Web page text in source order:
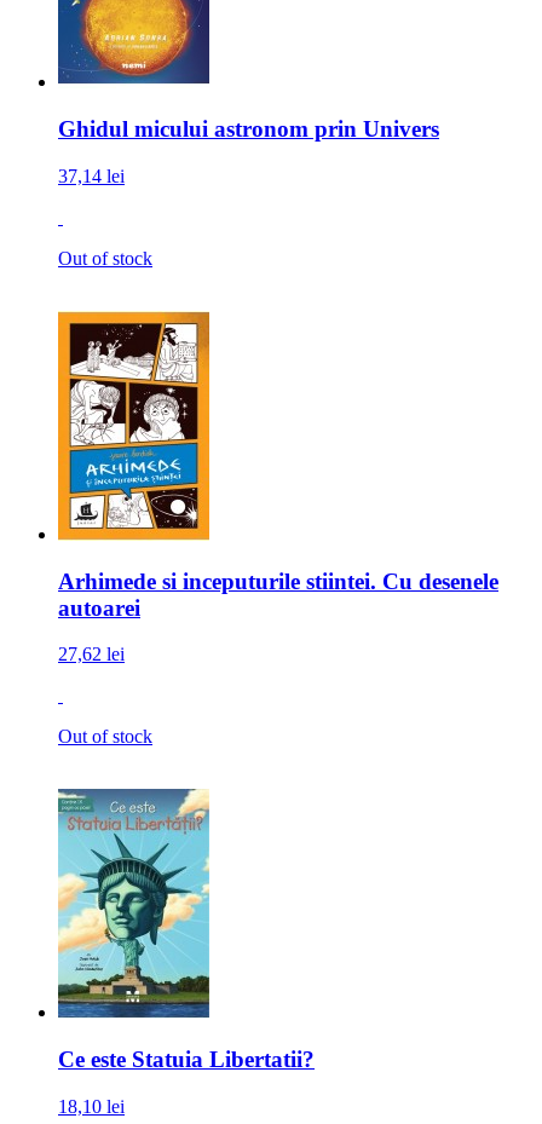
Ghidul micului astronom prin Univers
37,14 lei
Out of stock
Arhimede si inceputurile stiintei. Cu desenele
autoarei
27,62 lei
Out of stock
Ce este Statuia Libertatii?
18,10 lei